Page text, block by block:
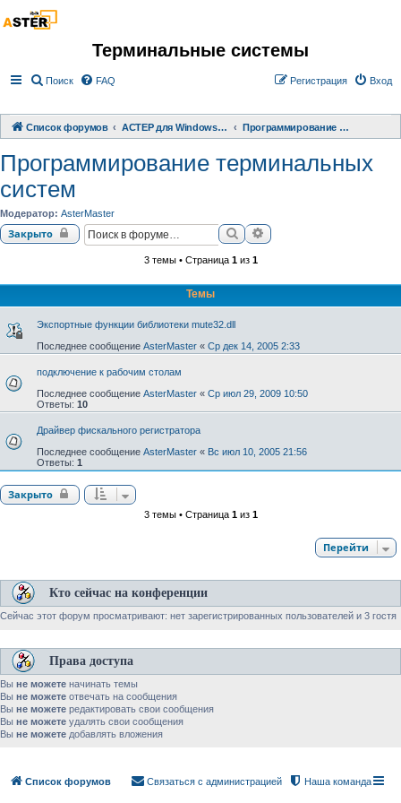
Терминальные системы
Поиск FAQ Вход
Регистрация
Список форумов АСТЕР для Windows 2000/XP/ 7/ 8/ 10 Программирование терминальных систем
Программирование терминальных
систем
Модератор: AsterMaster
Закрыто ПоискРасширенный поиск
3 темы • Страница 1из 1
Темы
Экспортные функции библиотеки mute32.dll
Последнее сообщение AsterMaster « Ср дек 14, 2005 2:33
подключение к рабочим столам
Последнее сообщение AsterMaster « Ср июл 29, 2009 10:50
Ответы: 10
Драйвер фискального регистратора
Последнее сообщение AsterMaster « Вс июл 10, 2005 21:56
Ответы: 1
Закрыто
3 темы • Страница 1из 1
Перейти
Кто сейчас на конференции
Сейчас этот форум просматривают: нет зарегистрированных пользователей и 3 гостя
Права доступа
Вы не можете начинать темы
Вы не можете отвечать на сообщения
Вы не можете редактировать свои сообщения
Вы не можете удалять свои сообщения
Вы не можете добавлять вложения
Список форумов Наша команда
Связаться с администрацией